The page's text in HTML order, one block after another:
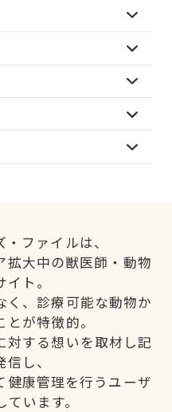
ファイルは、
拡大中の獣医師・動物
ト。
く、診療可能な動物か
が特徴的。
対する想いを取材し記
し、
健康管理を行うユーザ
います。